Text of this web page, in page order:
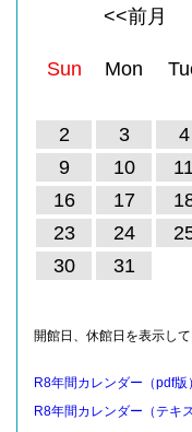
<<前月
Sun Mon
2
3 4
9
10
16
17
23
24
30
31
開館日、休館日を表示し
R8年間カレンダー（pdf版）
R8年間カレンダー（テキ